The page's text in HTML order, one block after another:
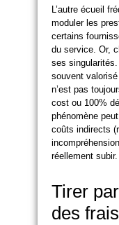
L’autre écueil
moduler les
certains
du service. Or,
ses singularités.
souvent
n’est pas
cost ou 100%
phénomène
coûts indirects
réellement subir.
Tirer
des